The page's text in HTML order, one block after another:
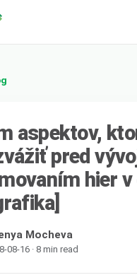
aspektov,
pred
hier v
Mocheva
08-16 · 8 min read